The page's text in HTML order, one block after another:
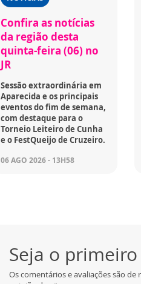
Confira as notícias
da região desta
quinta-feira (06) no
JR
Sessão extraordinária em
Aparecida e os principais
eventos do fim de semana,
com destaque para o
Torneio Leiteiro de Cunha
e o FestQueijo de Cruzeiro.
06 AGO 2026 - 13H58
Seja o
Os comentários e avaliações são